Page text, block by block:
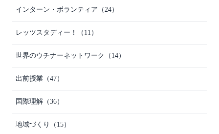
インターン・ボランティア （24）
レッツスタディー！ （11）
世界のウチナーネットワーク （14）
出前授業 （47）
国際理解 （36）
地域づくり （15）